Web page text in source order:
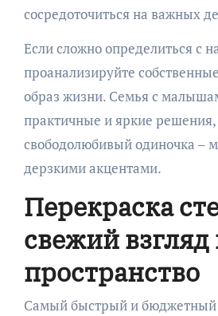
сосредоточиться на важных
Если сложно определиться с
проанализируйте
образ жизни. Семья с
практичные и яркие решения,
свободолюбивый одиночка –
дерзкими акцентами.
Перекраска
свежий взгляд
пространство
Самый быстрый и бюджетный